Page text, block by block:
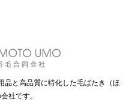
品と高品質に特化した毛ばたき（ほ
社です。